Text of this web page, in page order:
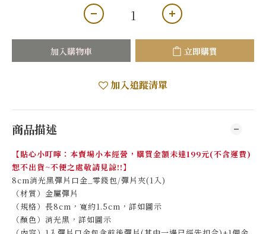
加入購物車 立即購買
加入追蹤清單
商品描述
【貼心小叮嚀：本賣場小本經營，購買金額未達199元(不含運費)
恕不出貨~不便之處敬請見諒!!】
8cm消光黑彈片口金_零錢包/彈片夾(1入)
（材質）金屬彈片
（規格）長8cm，寬約1.5cm，詳如圖示
（顏色）消光黑，詳如圖示